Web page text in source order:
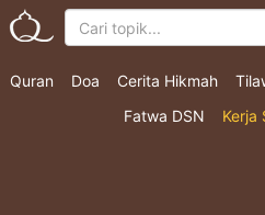
Quran Doa Cerita Hikmah
Fatwa DSN
Kerja